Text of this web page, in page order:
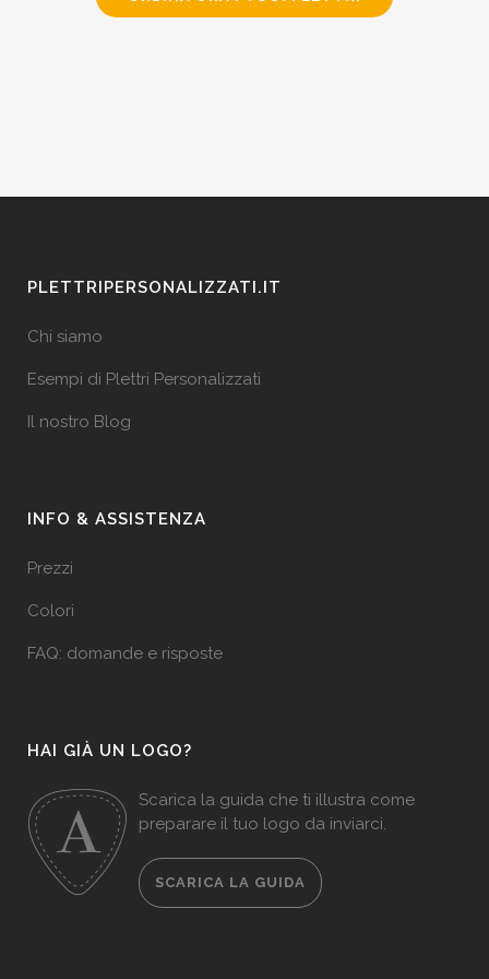
PLETTRIPERSONALIZZATI.IT
Chi siamo
Esempi di Plettri Personalizzati
Il nostro Blog
INFO & ASSISTENZA
Prezzi
Colori
FAQ: domande e risposte
HAI GIÀ UN LOGO?
Scarica la guida che ti illustra come
preparare il tuo logo da inviarci.
SCARICA LA GUIDA